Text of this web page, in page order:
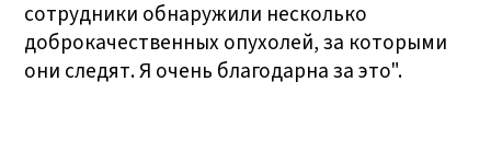
сотрудники обнаружили несколько
доброкачественных опухолей, за которыми
они следят. Я очень благодарна за это".